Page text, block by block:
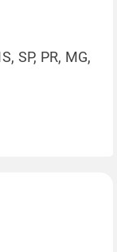
SP, PR, MG,